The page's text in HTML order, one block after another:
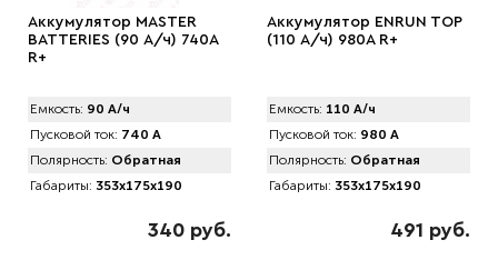
Аккумулятор MАSTER
BATTERIES (90 А/ч) 740A
R+
Емкость: 90 А/ч
Пусковой ток: 740 А
Полярность: Обратная
Габариты: 353x175x190
340 руб.
Аккумулятор ENRUN TOP
(110 А/ч) 980A R+
Емкость: 110 А/ч
Пусковой ток: 980 А
Полярность: Обратная
Габариты: 353x175x190
491 руб.